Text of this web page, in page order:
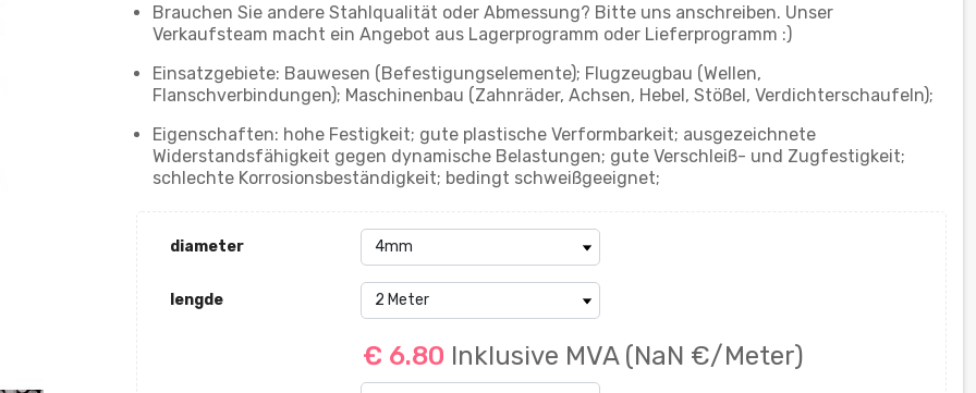
Brauchen Sie andere Stahlqualität oder Abmessung? Bitte uns anschreiben. Unser
Verkaufsteam macht ein Angebot aus Lagerprogramm oder Lieferprogramm :)
Einsatzgebiete: Bauwesen (Befestigungselemente); Flugzeugbau (Wellen,
Flanschverbindungen); Maschinenbau (Zahnräder, Achsen, Hebel, Stößel, Verdichterschaufeln);
Eigenschaften: hohe Festigkeit; gute plastische Verformbarkeit; ausgezeichnete
Widerstandsfähigkeit gegen dynamische Belastungen; gute Verschleiß- und Zugfestigkeit;
schlechte Korrosionsbeständigkeit; bedingt schweißgeeignet;
diameter
lengde
€ 6.80 Inklusive MVA (NaN €/Meter)